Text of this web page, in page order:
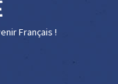
Français !